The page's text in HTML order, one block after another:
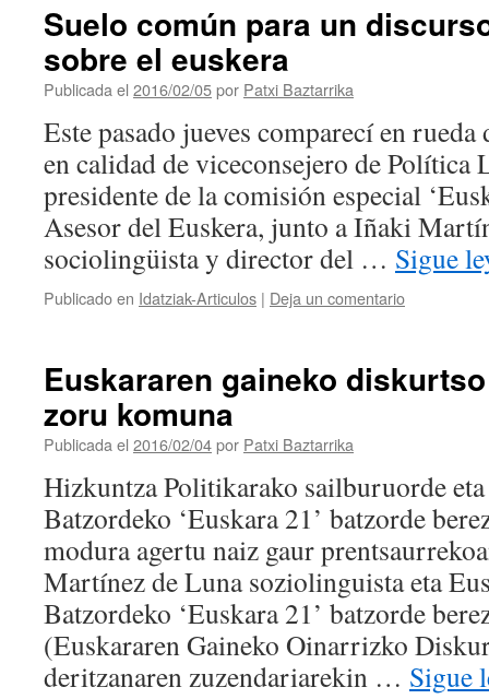
Suelo común para un
sobre el euskera
Publicada el 2016/02/05por Patxi Baztarrika
Este pasado jueves comparecí en
en calidad de viceconsejero de Política
presidente de la comisión especial
Asesor del Euskera, junto a Iñaki
sociolingüista y director del … Sigue
Publicado en Idatziak-Articulos | Deja un comentario
Euskararen gaineko
zoru komuna
Publicada el 2016/02/04por Patxi Baztarrika
Hizkuntza Politikarako sailburuorde
Batzordeko ‘Euskara 21’ batzorde
modura agertu naiz gaur
Martínez de Luna soziolinguista eta
Batzordeko ‘Euskara 21’ batzorde
(Euskararen Gaineko Oinarrizko
deritzanaren zuzendariarekin … Sigue